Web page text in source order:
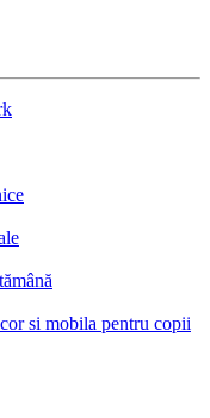
si mobila pentru copii